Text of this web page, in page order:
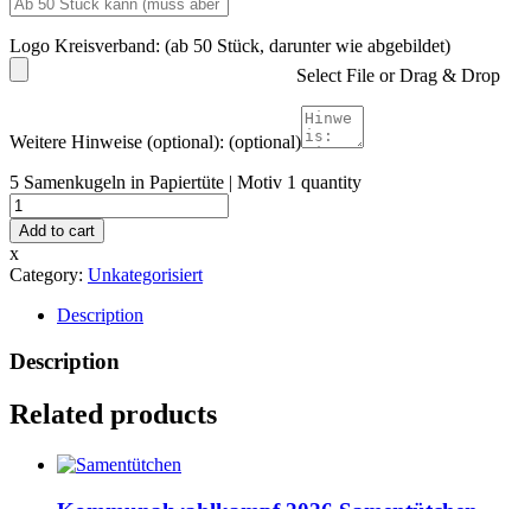
Logo Kreisverband: (ab 50 Stück, darunter wie abgebildet)
Select File or Drag & Drop
Weitere Hinweise (optional): (optional)
5 Samenkugeln in Papiertüte | Motiv 1 quantity
Add to cart
x
Category: Unkategorisiert
Description
Description
Related products